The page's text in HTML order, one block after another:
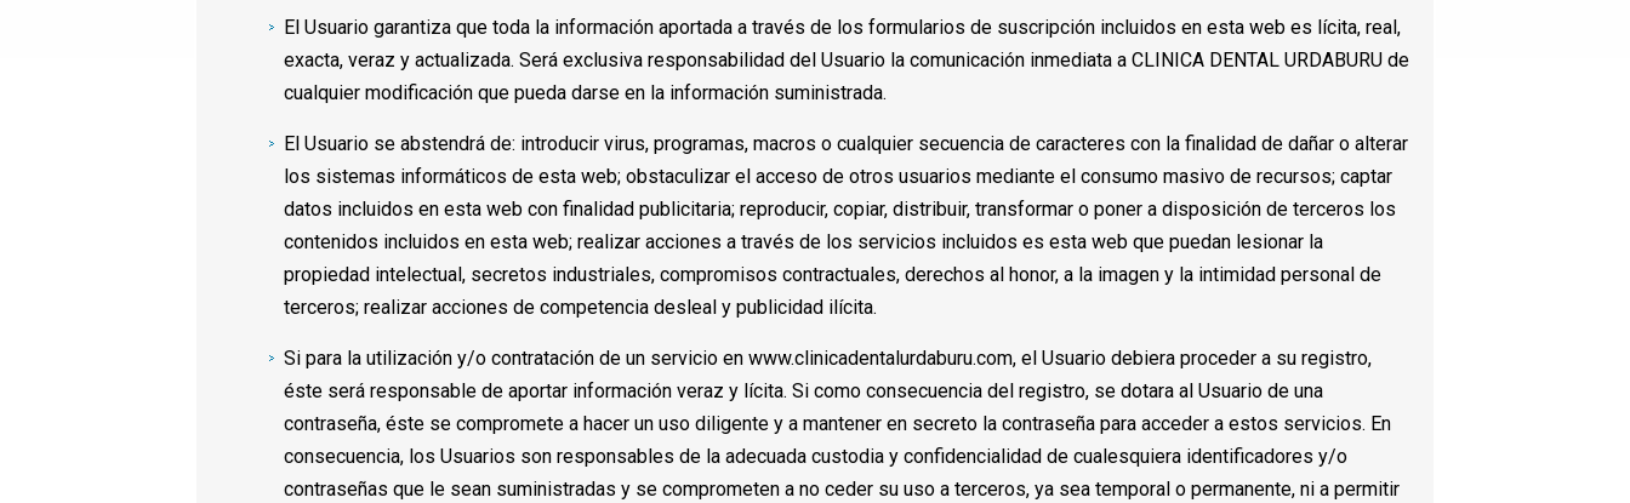
El Usuario garantiza que toda la información aportada a través de los formularios de suscripción incluidos en esta web es lícita, real,
exacta, veraz y actualizada. Será exclusiva responsabilidad del Usuario la comunicación inmediata a CLINICA DENTAL URDABURU de
cualquier modificación que pueda darse en la información suministrada.
El Usuario se abstendrá de: introducir virus, programas, macros o cualquier secuencia de caracteres con la finalidad de dañar o alterar
los sistemas informáticos de esta web; obstaculizar el acceso de otros usuarios mediante el consumo masivo de recursos; captar
datos incluidos en esta web con finalidad publicitaria; reproducir, copiar, distribuir, transformar o poner a disposición de terceros los
contenidos incluidos en esta web; realizar acciones a través de los servicios incluidos es esta web que puedan lesionar la
propiedad intelectual, secretos industriales, compromisos contractuales, derechos al honor, a la imagen y la intimidad personal de
terceros; realizar acciones de competencia desleal y publicidad ilícita.
Si para la utilización y/o contratación de un servicio en www.clinicadentalurdaburu.com, el Usuario debiera proceder a su registro,
éste será responsable de aportar información veraz y lícita. Si como consecuencia del registro, se dotara al Usuario de una
contraseña, éste se compromete a hacer un uso diligente y a mantener en secreto la contraseña para acceder a estos servicios. En
consecuencia, los Usuarios son responsables de la adecuada custodia y confidencialidad de cualesquiera identificadores y/o
contraseñas que le sean suministradas y se comprometen a no ceder su uso a terceros, ya sea temporal o permanente, ni a permitir